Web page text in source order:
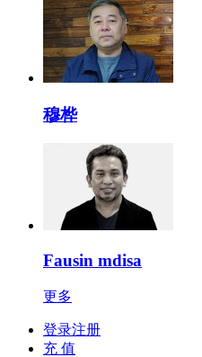
穆桦
Fausin mdisa
更多
登录注册
充 值